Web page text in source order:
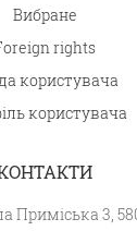
Вибране
rights
користувача
користувача
Приміська 3,